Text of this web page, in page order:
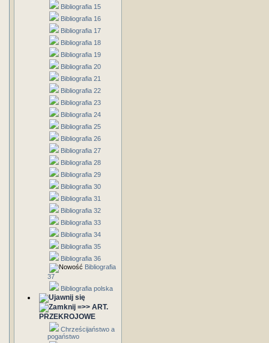
Bibliografia 15
Bibliografia 16
Bibliografia 17
Bibliografia 18
Bibliografia 19
Bibliografia 20
Bibliografia 21
Bibliografia 22
Bibliografia 23
Bibliografia 24
Bibliografia 25
Bibliografia 26
Bibliografia 27
Bibliografia 28
Bibliografia 29
Bibliografia 30
Bibliografia 31
Bibliografia 32
Bibliografia 33
Bibliografia 34
Bibliografia 35
Bibliografia 36
Bibliografia
37
Bibliografia polska
=>> ART.
PRZEKROJOWE
Chrześcijaństwo a
pogaństwo